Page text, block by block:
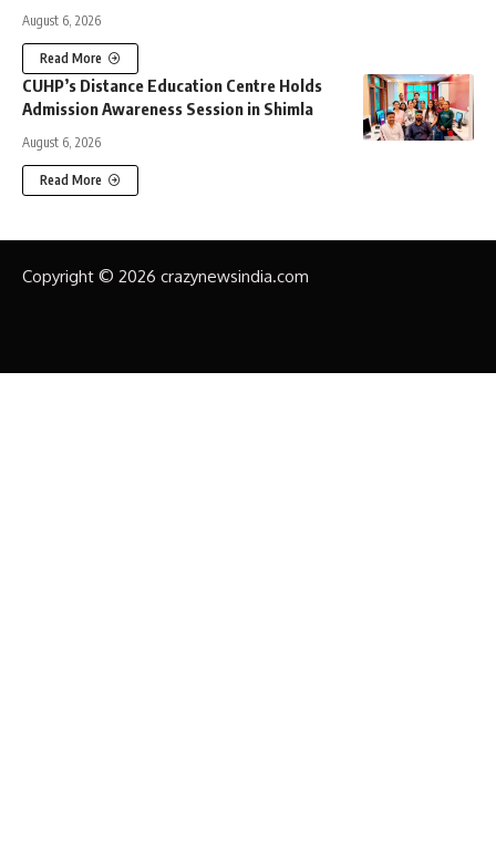
August 6, 2026
Read More
CUHP’s Distance Education Centre Holds
Admission Awareness Session in Shimla
August 6, 2026
Read More
Copyright © 2026 crazynewsindia.com